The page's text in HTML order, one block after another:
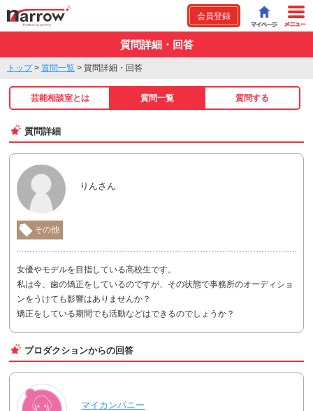
会員登録
質問詳細・回答
トップ> 質問一覧 > 質問詳細・回答
芸能相談室とは 質問一覧 質問する
質問詳細
りんさん
その他
女優やモデルを目指している高校生です。
私は今、歯の矯正をしているのですが、その状態で事務所のオーディショ
ンをうけても影響はありませんか？
矯正をしている期間でも活動などはできるのでしょうか？
プロダクションからの回答
マイカンパニー